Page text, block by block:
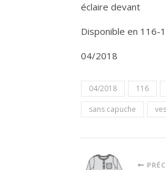
éclaire devant
Disponible en
04/2018
04/2018 116
sans capuche